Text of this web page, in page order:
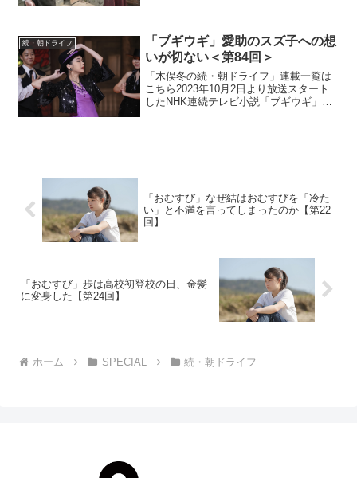
本作。歌って踊る...
続・朝ドライフ
「ブギウギ」愛助のスズ子への想
いが切ない＜第84回＞
「木俣冬の続・朝ドライフ」連載一覧は
こちら2023年10月2日より放送スタート
したNHK連続テレビ小説「ブギウギ」。
「おむすび」なぜ結はおむすびを「冷た
い」と不満を言ってしまったのか【第22
回】
「おむすび」歩は高校初登校の日、金髪
に変身した【第24回】
ホーム SPECIAL 続・朝ドライフ